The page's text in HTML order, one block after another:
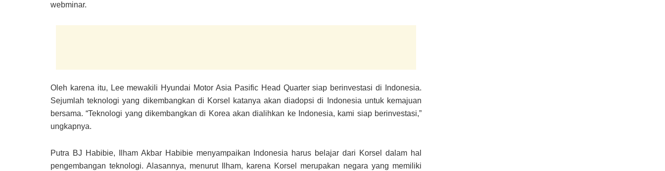
webminar.
Oleh karena itu, Lee mewakili Hyundai Motor Asia Pasific Head Quarter siap berinvestasi di Indonesia.
Sejumlah teknologi yang dikembangkan di Korsel katanya akan diadopsi di Indonesia untuk kemajuan
bersama. “Teknologi yang dikembangkan di Korea akan dialihkan ke Indonesia, kami siap berinvestasi,”
ungkapnya.
Putra BJ Habibie, Ilham Akbar Habibie menyampaikan Indonesia harus belajar dari Korsel dalam hal
pengembangan teknologi. Alasannya, menurut Ilham, karena Korsel merupakan negara yang memiliki